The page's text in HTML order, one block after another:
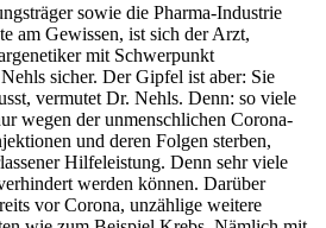
sowie die Pharma-Industrie
am Gewissen, ist sich der Arzt,
mit Schwerpunkt
sicher. Der Gipfel ist aber: Sie
vermutet Dr. Nehls. Denn: so viele
wegen der unmenschlichen Corona-
und deren Folgen sterben,
Hilfeleistung. Denn sehr viele
werden können. Darüber
vor Corona, unzählige weitere